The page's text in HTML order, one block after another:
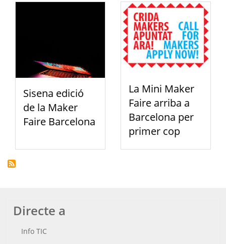
Sisena edició
de la Maker
Faire Barcelona
La Mini Maker
Faire arriba a
Barcelona per
primer cop
Directe a
Info TIC